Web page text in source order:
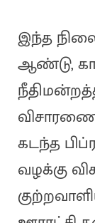
இந்த
ஆண்டு,
விசாரணை
கடந்த
வழக்கு